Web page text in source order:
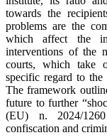
towards the
problems are the
which affect the
interventions of the
courts, which take
specific regard to
The framework
future to further
(EU) n. 2024/
confiscation and